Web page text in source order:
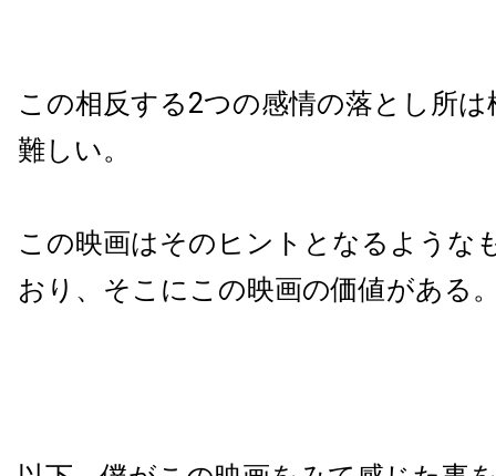
この相反する2つの感情の落とし所
難しい。
この映画はそのヒントとなるような
おり、そこにこの映画の価値がある